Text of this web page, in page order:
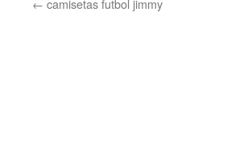
← camisetas futbol jimmy